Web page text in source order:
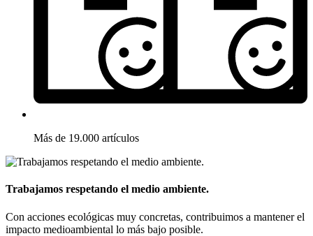
Más de 19.000 artículos
Trabajamos respetando el medio ambiente.
Con acciones ecológicas muy concretas, contribuimos a mantener el
impacto medioambiental lo más bajo posible.